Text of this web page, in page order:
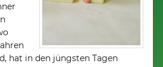
hat in den jüngsten Tagen